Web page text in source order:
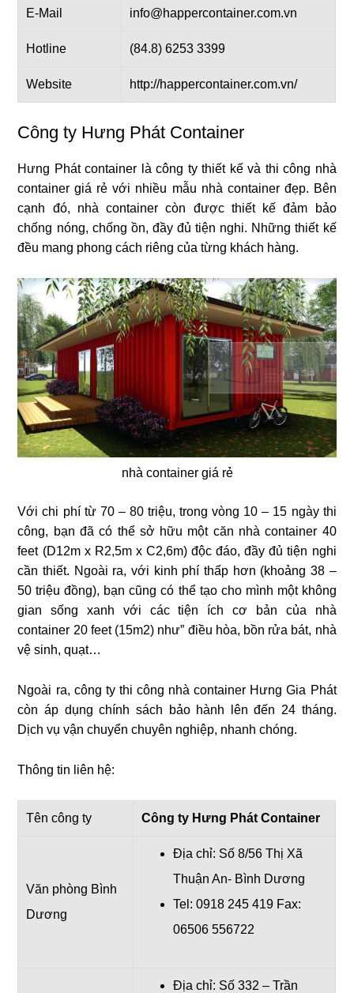
E-Mail info@happercontainer.com.vn
Hotline (84.8) 6253 3399
Website http://happercontainer.com.vn/
Công ty Hưng Phát Container
Hưng Phát container là công ty thiết kế và thi công nhà
container giá rẻ với nhiều mẫu nhà container đẹp. Bên
cạnh đó, nhà container còn được thiết kế đảm bảo
chống nóng, chống ồn, đầy đủ tiện nghi. Những thiết kế
đều mang phong cách riêng của từng khách hàng.
nhà container giá rẻ
Với chi phí từ 70 – 80 triệu, trong vòng 10 – 15 ngày thi
công, bạn đã có thể sở hữu một căn nhà container 40
feet (D12m x R2,5m x C2,6m) độc đáo, đầy đủ tiện nghi
cần thiết. Ngoài ra, với kinh phí thấp hơn (khoảng 38 –
50 triệu đồng), bạn cũng có thể tạo cho mình một không
gian sống xanh với các tiện ích cơ bản của nhà
container 20 feet (15m2) như” điều hòa, bồn rửa bát, nhà
vệ sinh, quạt…
Ngoài ra, công ty thi công nhà container Hưng Gia Phát
còn áp dụng chính sách bảo hành lên đến 24 tháng.
Dịch vụ vận chuyển chuyên nghiệp, nhanh chóng.
Thông tin liên hệ:
Tên công ty Công ty Hưng Phát Container
Văn phòng Bình
Dương
Địa chỉ: Số 8/56 Thị Xã
Thuận An- Bình Dương
Tel: 0918 245 419 Fax:
06506 556722
Địa chỉ: Số 332 – Trần